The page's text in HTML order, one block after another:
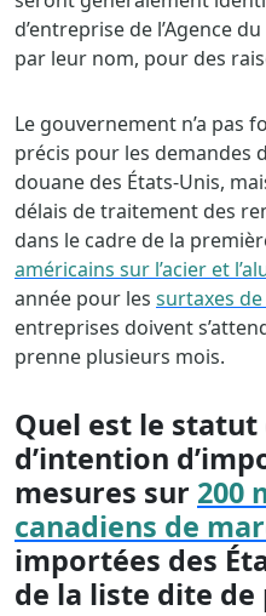
d’entreprise de l’Agence
par leur nom, pour des
Le gouvernement n’a pas
précis pour les demandes
douane des États-Unis,
délais de traitement des
dans le cadre de la
américains sur l’acier et
année pour les surtaxes de
entreprises doivent
prenne plusieurs mois.
Quel est le statut
d’intention
mesures sur 200
canadiens de
importées des
de la liste dite de